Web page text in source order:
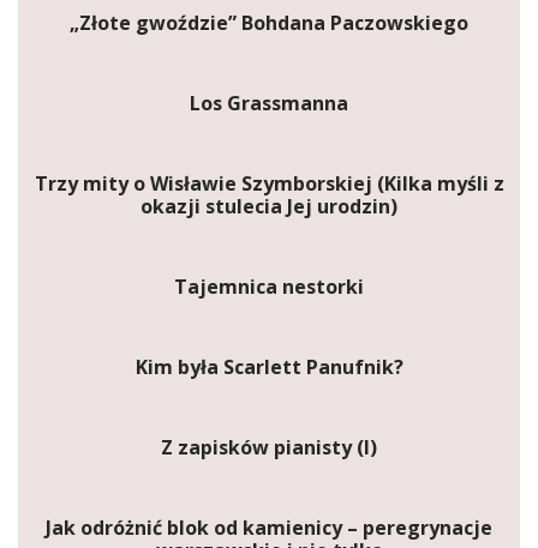
„Złote gwoździe” Bohdana Paczowskiego
Los Grassmanna
Trzy mity o Wisławie Szymborskiej (Kilka myśli z
okazji stulecia Jej urodzin)
Tajemnica nestorki
Kim była Scarlett Panufnik?
Z zapisków pianisty (I)
Jak odróżnić blok od kamienicy – peregrynacje